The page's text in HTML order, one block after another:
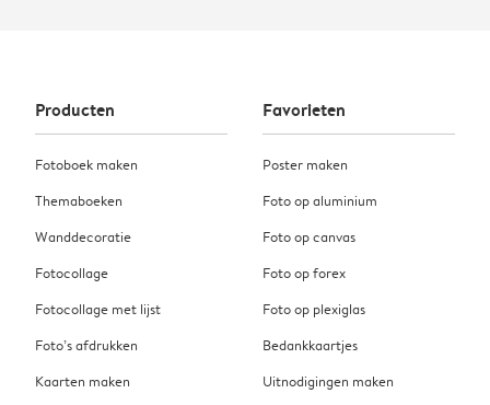
Producten
Fotoboek maken
Themaboeken
Wanddecoratie
Fotocollage
Fotocollage met lijst
Foto’s afdrukken
Kaarten maken
Favorieten
Poster maken
Foto op aluminium
Foto op canvas
Foto op forex
Foto op plexiglas
Bedankkaartjes
Uitnodigingen maken